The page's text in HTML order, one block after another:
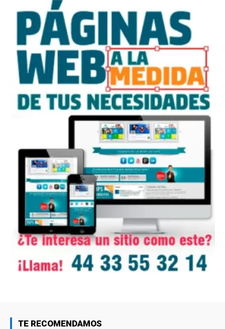
TE RECOMENDAMOS